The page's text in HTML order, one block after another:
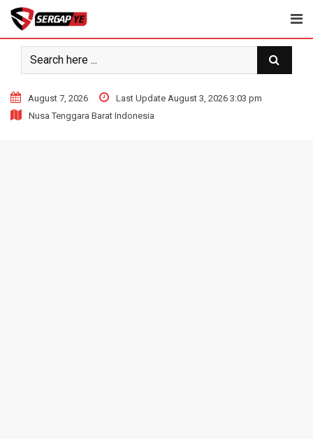
Skip
content
August 7, 2026
Last Update August 3, 2026 3:03 pm
Nusa Tenggara Barat Indonesia